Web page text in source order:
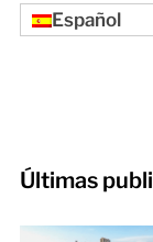
Español
Últimas